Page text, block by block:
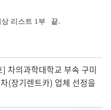
리스트 1부
끝.
차의과학대학교 부속 구미
(장기렌트카) 업체 선정을